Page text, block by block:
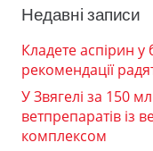
Недавні записи
Кладете аспірин
рекомендації
У Звягелі за 150
ветпрепаратів із
комплексом